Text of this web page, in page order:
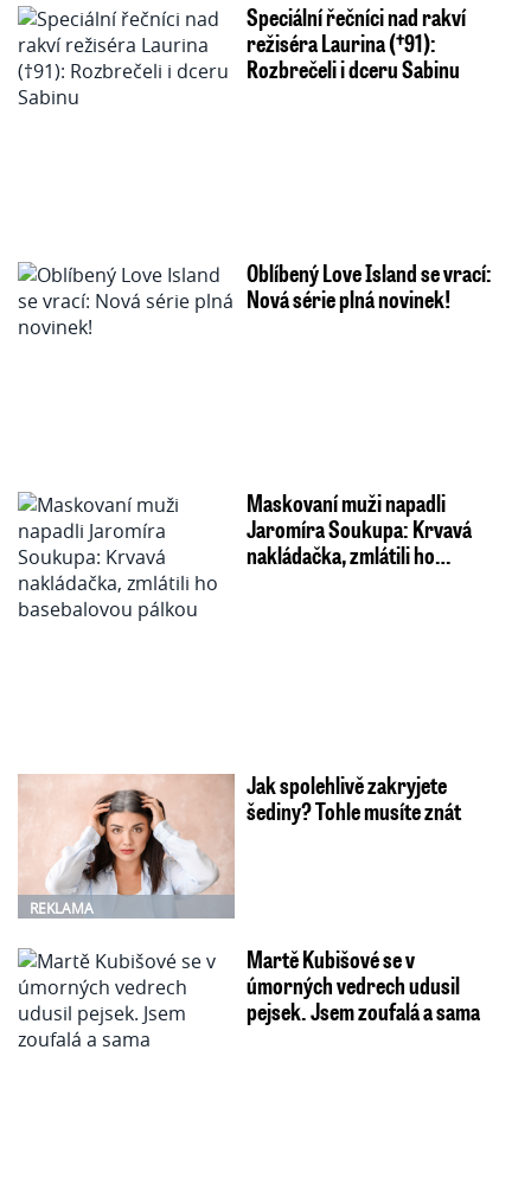
Speciální řečníci nad rakví
režiséra Laurina (†91):
Rozbrečeli i dceru Sabinu
Oblíbený Love Island se vrací:
Nová série plná novinek!
Maskovaní muži napadli
Jaromíra Soukupa: Krvavá
nakládačka, zmlátili ho…
REKLAMA
Jak spolehlivě zakryjete
šediny? Tohle musíte znát
Martě Kubišové se v
úmorných vedrech udusil
pejsek. Jsem zoufalá a sama